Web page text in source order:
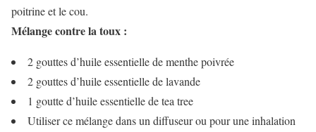
poitrine et le cou.
Mélange contre la toux :
2 gouttes d’huile essentielle de menthe poivrée
2 gouttes d’huile essentielle de lavande
1 goutte d’huile essentielle de tea tree
Utiliser ce mélange dans un diffuseur ou pour une inhalation